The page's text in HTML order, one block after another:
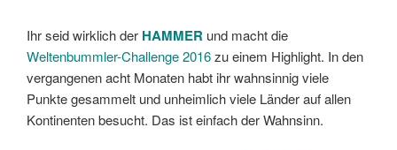
Ihr seid wirklich der HAMMER und macht die
Weltenbummler-Challenge 2016zu einem Highlight. In den
vergangenen acht Monaten habt ihr wahnsinnig viele
Punkte gesammelt und unheimlich viele Länder auf allen
Kontinenten besucht. Das ist einfach der Wahnsinn.